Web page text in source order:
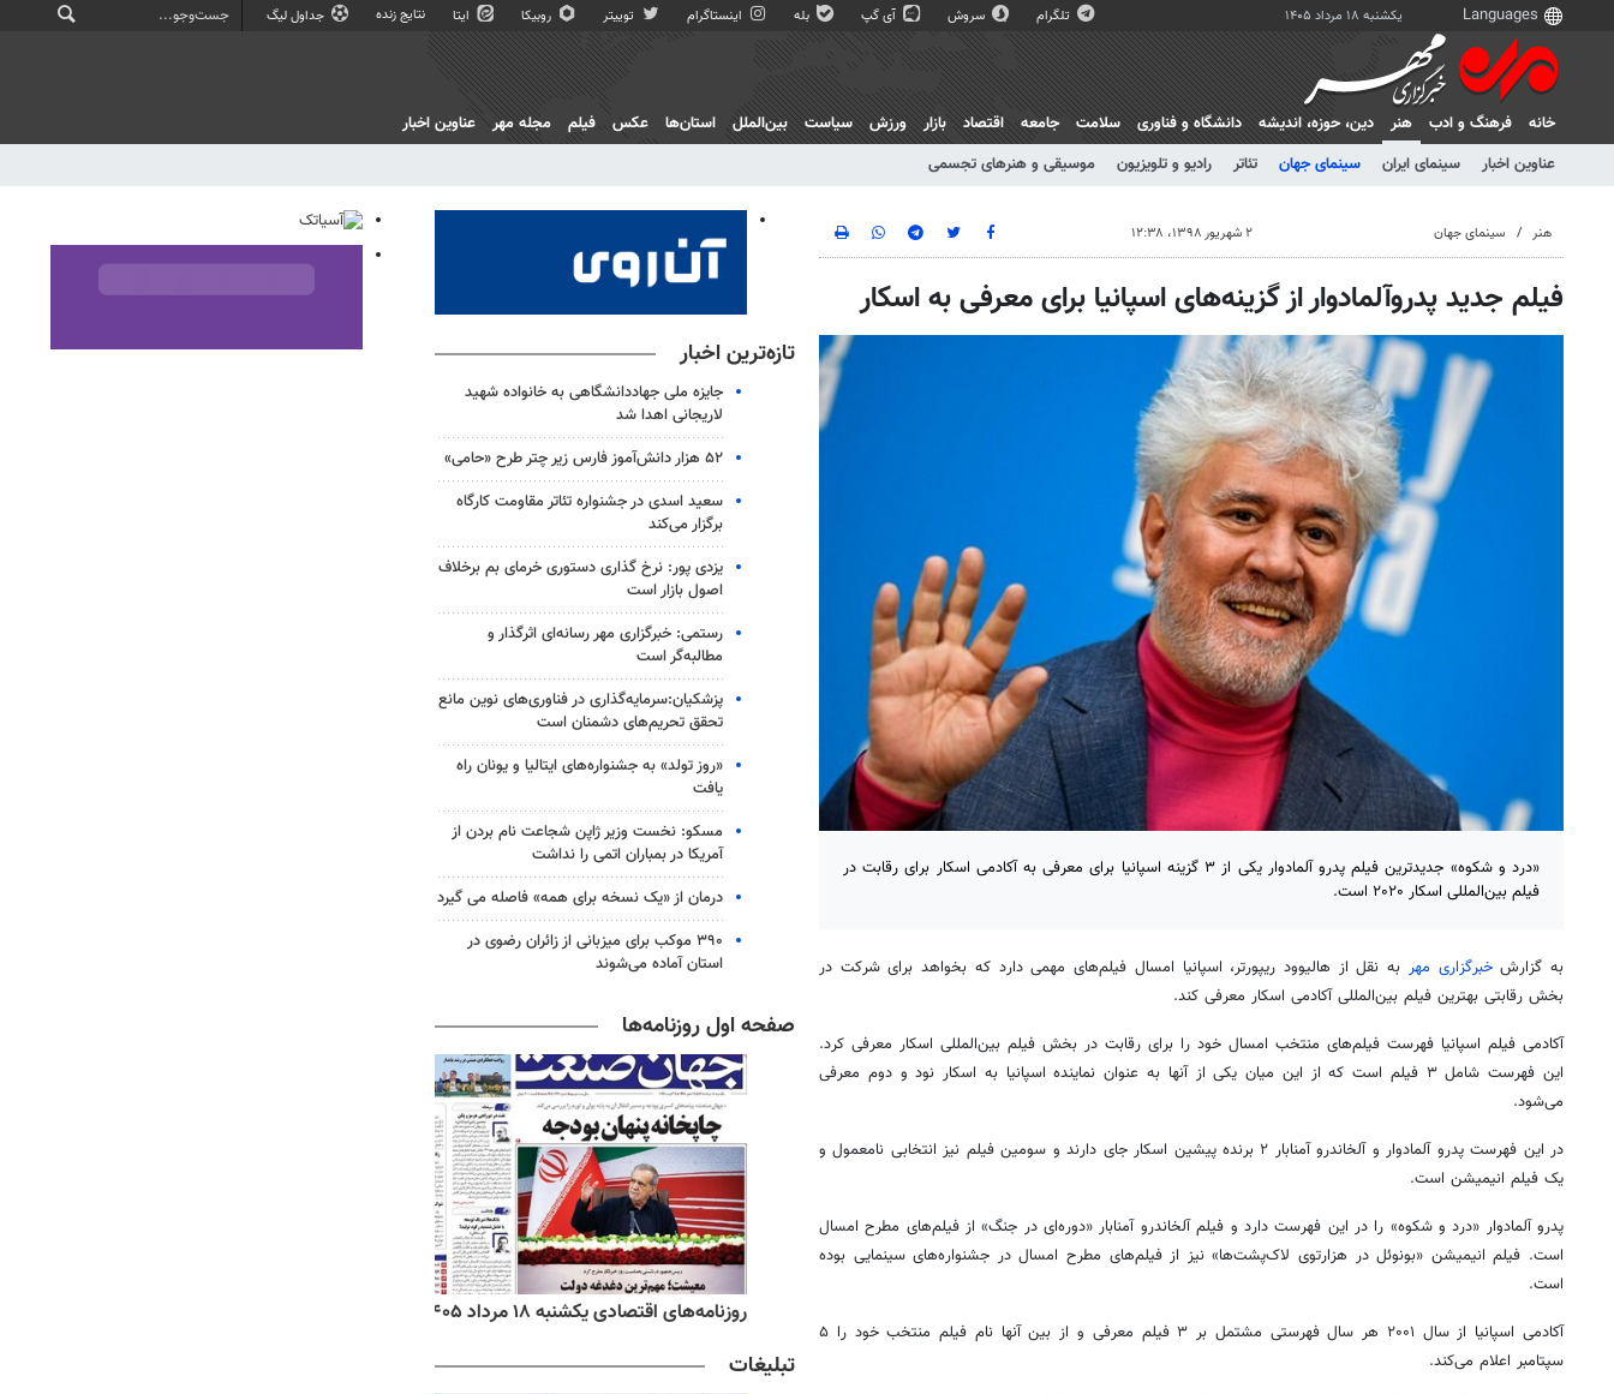
یکشنبه ۱۸ مرداد ۱۴۰۵ تلگرام سروش آی گپ بله اینستاگرام توییتر روبیکا ایتا نتایج زنده جداول لیگ
خانه فرهنگ و ادب
هنر
عناوین اخبار
سینمای ایران سینمای جهان تئاتر رادیو و تلویزیون موسیقی و هنرهای تجسمی
دين، حوزه، انديشه دانشگاه و فناوری سلامت جامعه اقتصاد بازار ورزش سیاست بین‌الملل استان‌ها عکس فیلم مجله مهر عناوین اخبار
هنر سینمای جهان ۲ شهریور ۱۳۹۸، ۱۲:۳۸
فیلم جدید پدروآلمادوار از گزینه‌های اسپانیا برای معرفی به اسکار
«درد و شکوه» جدیدترین فیلم پدرو آلمادوار یکی از ۳ گزینه‌ اسپانیا برای معرفی به آکادمی اسکار برای رقابت در
فیلم بین‌المللی اسکار ۲۰۲۰ است.
به گزارشخبرگزاری مهر به نقل از هالیوود ریپورتر، اسپانیا امسال فیلم‌های مهمی دارد که بخواهد برای شرکت در
بخش رقابتی بهترین فیلم بین‌المللی آکادمی اسکار معرفی کند.
آکادمی فیلم اسپانیا فهرست فیلم‌های منتخب امسال خود را برای رقابت در بخش فیلم بین‌المللی اسکار معرفی کرد.
این فهرست شامل ۳ فیلم است که از این میان یکی از آنها به عنوان نماینده اسپانیا به اسکار نود و دوم معرفی
می‌شود.
در این فهرست پدرو آلمادوار و آلخاندرو آمنابار ۲ برنده پیشین اسکار جای دارند و سومین فیلم نیز انتخابی نامعمول و
یک فیلم انیمیشن است.
پدرو آلمادوار «درد و شکوه» را در این فهرست دارد و فیلم آلخاندرو آمنابار «دوره‌ای در جنگ» از فیلم‌های مطرح امسال
است. فیلم انیمیشن «بونوئل در هزارتوی لاک‌پشت‌ها» نیز از فیلم‌های مطرح امسال در جشنواره‌های سینمایی بوده
است.
آکادمی اسپانیا از سال ۲۰۰۱ هر سال فهرستی مشتمل بر ۳ فیلم معرفی و از بین آنها نام فیلم منتخب خود را ۵
سپتامبر اعلام می‌کند.
تازه‌ترین اخبار
جایزه ملی جهاددانشگاهی به خانواده شهید
لاریجانی اهدا شد
۵۲ هزار دانش‌آموز فارس زیر چتر طرح «حامی»
سعید اسدی در جشنواره تئاتر مقاومت کارگاه
برگزار می‌کند
یزدی پور: نرخ‌ گذاری دستوری خرمای بم برخلاف
اصول بازار است
رستمی: خبرگزاری مهر رسانه‌ای اثرگذار و
مطالبه‌گر است
پزشکیان:سرمایه‌گذاری در فناوری‌های نوین مانع
تحقق تحریم‌های دشمنان است
«روز تولد» به جشنواره‌های ایتالیا و یونان راه
یافت
مسکو: نخست وزیر ژاپن شجاعت نام بردن از
آمریکا در بمباران اتمی را نداشت
درمان از «یک نسخه برای همه» فاصله می گیرد
۳۹۰ موکب برای میزبانی از زائران رضوی در
استان آماده می‌شوند
صفحه اول روزنامه‌ها
روزنامه‌های اقتصادی یکشنبه ۱۸ مرداد ۱۴۰۵
تبلیغات